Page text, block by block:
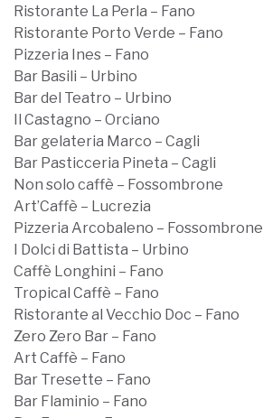
Ristorante La Perla – Fano
Ristorante Porto Verde – Fano
Pizzeria Ines – Fano
Bar Basili – Urbino
Bar del Teatro – Urbino
Il Castagno – Orciano
Bar gelateria Marco – Cagli
Bar Pasticceria Pineta – Cagli
Non solo caffè – Fossombrone
Art’Caffè – Lucrezia
Pizzeria Arcobaleno – Fossombrone
I Dolci di Battista – Urbino
Caffè Longhini – Fano
Tropical Caffè – Fano
Ristorante al Vecchio Doc – Fano
Zero Zero Bar – Fano
Art Caffè – Fano
Bar Tresette – Fano
Bar Flaminio – Fano